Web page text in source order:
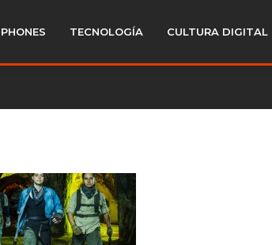
TECNOLOGÍA CULTURA DIGITAL